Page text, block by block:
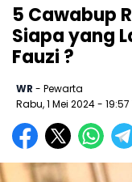
5 Cawabup
Siapa yang
Fauzi ?
WR - Pewarta
Rabu, 1 Mei 2024- 19:57